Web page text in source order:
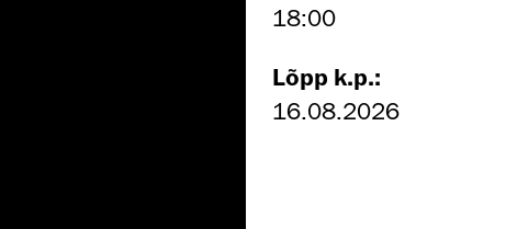
18:00
Lõpp k.p.:
16.08.2026